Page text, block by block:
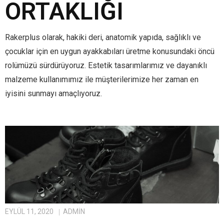
ORTAKLIĞI
Rakerplus olarak, hakiki deri, anatomik yapıda, sağlıklı ve
çocuklar için en uygun ayakkabıları üretme konusundaki öncü
rolümüzü sürdürüyoruz. Estetik tasarımlarımız ve dayanıklı
malzeme kullanımımız ile müşterilerimize her zaman en
iyisini sunmayı amaçlıyoruz.
EYLÜL 11, 2020
ADMIN